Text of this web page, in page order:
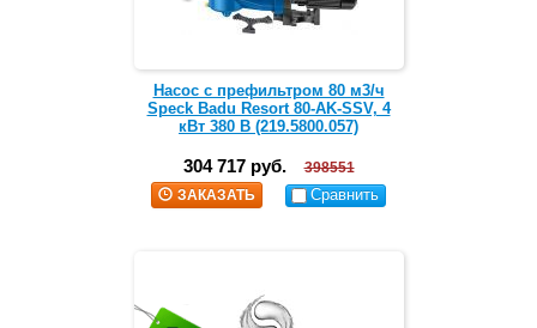
Насос с префильтром 80 м3/ч
Speck Badu Resort 80-AK-SSV, 4
кВт 380 В (219.5800.057)
304 717 руб.
398551
ЗАКАЗАТЬ
Сравнить